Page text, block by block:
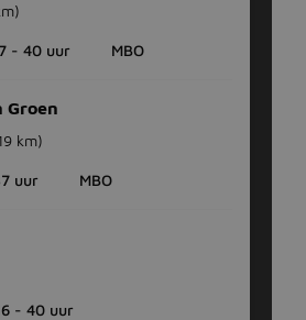
- 40 uur MBO
Groen
km)
uur MBO
- 40 uur